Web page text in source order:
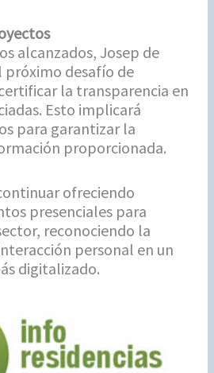
alcanzados, Josep de
próximo desafío de
la transparencia en
Esto implicará
para garantizar la
proporcionada.
ofreciendo
presenciales para
reconociendo la
personal en un
digitalizado.